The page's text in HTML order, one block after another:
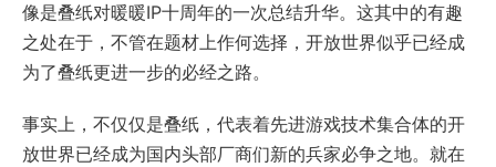
像是叠纸对暖暖IP十周年的一次总结升华。这其中的有趣
之处在于，不管在题材上作何选择，开放世界似乎已经成
为了叠纸更进一步的必经之路。
事实上，不仅仅是叠纸，代表着先进游戏技术集合体的开
放世界已经成为国内头部厂商们新的兵家必争之地。就在